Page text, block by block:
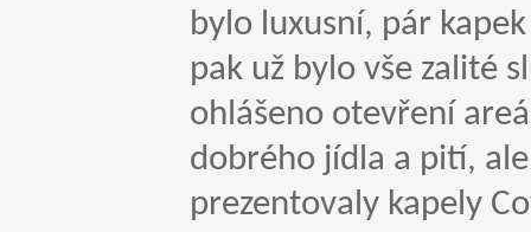
bylo luxusní, pár
pak už bylo vše zalité
ohlášeno otevření
dobrého jídla a pití,
prezentovaly kapely